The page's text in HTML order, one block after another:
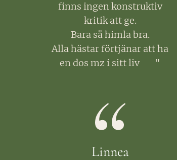
finns ingen konstruktiv
kritik att ge.
Bara så himla bra.
Alla hästar förtjänar att ha
en dos mz i sitt liv 🙌🏻 "
Linnea